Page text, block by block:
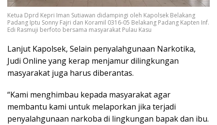
Ketua Dprd Kepri Iman Sutiawan didampingi oleh Kapolsek Belakang
Padang Iptu Sonny Fajri dan Koramil 0316-05 Belakang Padang Kapten Inf.
Edi Rasmuji berfoto bersama masyarakat Pulau Kasu
Lanjut Kapolsek, Selain penyalahgunaan Narkotika,
Judi Online yang kerap menjamur dilingkungan
masyarakat juga harus diberantas.
“Kami menghimbau kepada masyarakat agar
membantu kami untuk melaporkan jika terjadi
penyalahgunaan narkoba di lingkungan bapak dan ibu.